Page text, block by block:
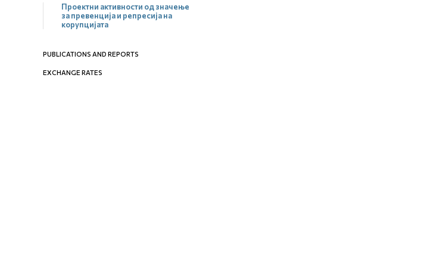
Проектни активности од значење
за превенција и репресија на
корупцијата
PUBLICATIONS AND REPORTS
EXCHANGE RATES